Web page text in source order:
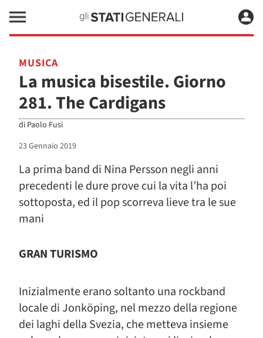
MUSICA
La musica bisestile. Giorno
281. The Cardigans
di Paolo Fusi
23 Gennaio 2019
La prima band di Nina Persson negli anni
precedenti le dure prove cui la vita l’ha poi
sottoposta, ed il pop scorreva lieve tra le sue
mani
GRAN TURISMO
Inizialmente erano soltanto una rockband
locale di Jonköping, nel mezzo della regione
dei laghi della Svezia, che metteva insieme